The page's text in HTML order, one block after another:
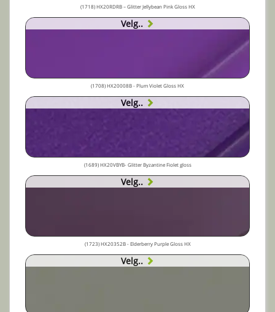
(1718) HX20RDRB – Glitter Jellybean Pink Gloss HX
Velg..
(1708) HX20008B - Plum Violet Gloss HX
Velg..
(1689) HX20VBYB- Glitter Byzantine Fiolet gloss
Velg..
(1723) HX20352B - Elderberry Purple Gloss HX
Velg..